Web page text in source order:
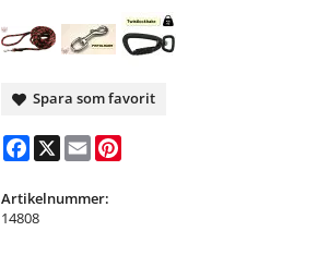
Spara som favorit
Facebook
X Email
Artikelnummer:
14808